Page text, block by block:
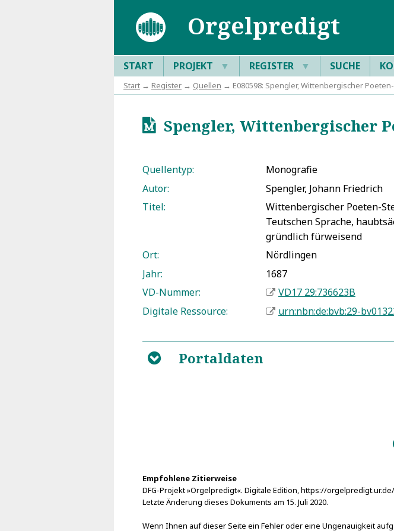
Orgelpredigt
START PROJEKT ▼ REGISTER ▼ SUCHE
Start → Register → Quellen → E080598: Spengler, Wittenbergischer
u Spengler, Wittenbergischer
Quellentyp:
Monografie
Autor:
Spengler, Johann Friedrich
Titel:
Wittenbergischer Poeten-
Teutschen Sprache,
gründlich fürweisend
Ort:
Nördlingen
Jahr:
1687
VD-Nummer:
VD17 29:736623B
Digitale Ressource:
urn:nbn:de:bvb:29-
B Portaldaten
Empfohlene Zitierweise
DFG-Projekt »Orgelpredigt«. Digitale Edition, https://orgelpredigt.ur.de/
Letzte Änderung dieses Dokuments am 15. Juli 2020.
Wenn Ihnen auf dieser Seite ein Fehler oder eine Ungenauigkeit